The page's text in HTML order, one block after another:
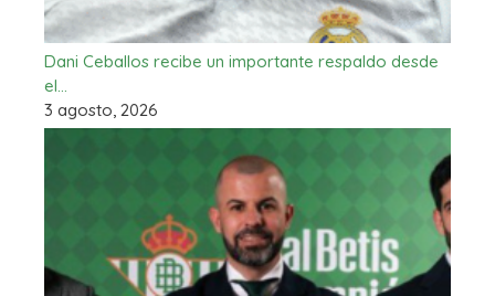
Dani Ceballos recibe un importante respaldo desde
el…
3 agosto, 2026